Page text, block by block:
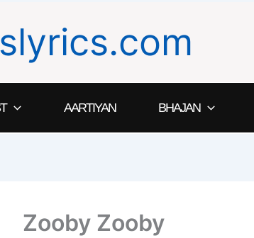
AARTIYAN BHAJAN
Zooby Zooby